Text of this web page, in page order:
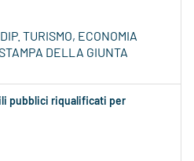
DIP. TURISMO, ECONOMIA
DELLA GIUNTA
pubblici riqualificati per